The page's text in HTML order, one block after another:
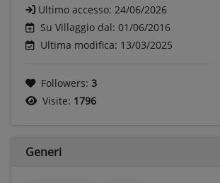
Ultimo accesso: 24/06/2026
Su Villaggio dal: 01/06/2016
Ultima modifica: 13/03/2025
Followers: 3
Visite: 1796
Generi